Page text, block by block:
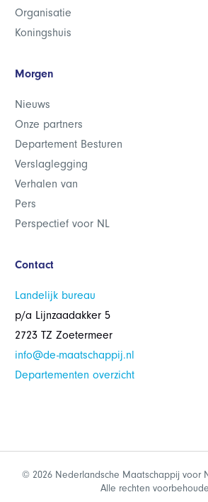
Organisatie
Koningshuis
Morgen
Nieuws
Onze partners
Departement Besturen
Verslaglegging
Verhalen van
Pers
Perspectief voor NL
Contact
Landelijk bureau
p/a Lijnzaadakker 5
2723 TZ Zoetermeer
info@de-maatschappij.nl
Departementen overzicht
© 2026 Nederlandsche Maatschappij voor
Alle rechten